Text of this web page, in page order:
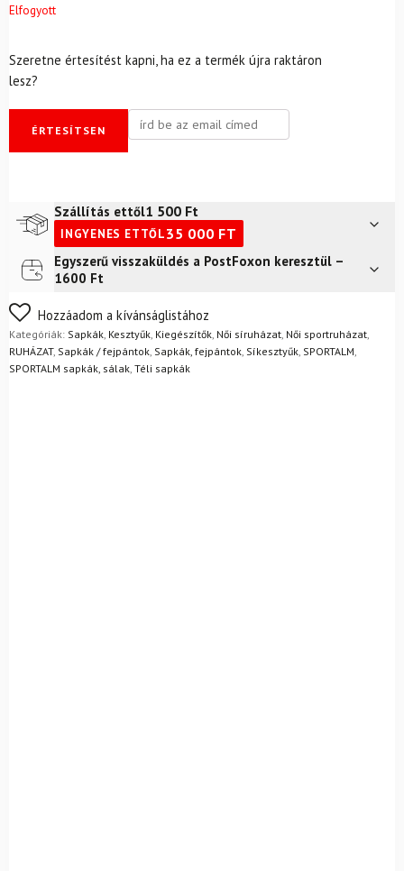
Elfogyott
Szeretne értesítést kapni, ha ez a termék újra raktáron
lesz?
ÉRTESÍTSEN
Szállítás ettől1 500 Ft
INGYENES ETTŐL35 000 FT
Futár a címre2 400
FoxPost
Egyszerű visszaküldés a PostFoxon keresztül –
1600 Ft
Nem biztos a választásában? Semmi gond – a terméket
egyszerűen visszaküldheti 14 napon belül, indoklás nélkül.
Mik a visszaküldés feltételei?
Hozzáadom a kívánságlistához
Kategóriák: Sapkák, Kesztyűk, Kiegészítők, Női síruházat, Női sportruházat,
RUHÁZAT, Sapkák / fejpántok, Sapkák, fejpántok, Síkesztyűk, SPORTALM,
SPORTALM sapkák, sálak, Téli sapkák